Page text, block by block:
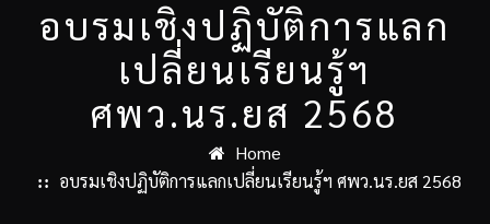
อบรมเชิงปฏิบัติการแลก
เปลี่ยนเรียนรู้ฯ
ศพว.นร.ยส 2568
Home
อบรมเชิงปฏิบัติการแลกเปลี่ยนเรียนรู้ฯ ศพว.นร.ยส 2568